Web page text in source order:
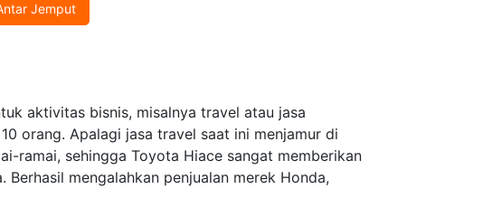
Jemput
aktivitas bisnis, misalnya travel atau jasa
orang. Apalagi jasa travel saat ini menjamur di
ramai, sehingga Toyota Hiace sangat memberikan
mengalahkan penjualan merek Honda,